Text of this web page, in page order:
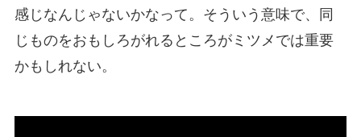
感じなんじゃないかなって。そういう意味で、同
じものをおもしろがれるところがミツメでは重要
かもしれない。